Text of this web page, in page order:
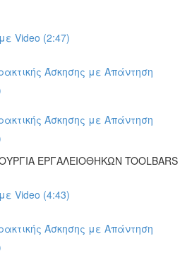
Video (2:47)
Άσκησης με Απάντηση
Άσκησης με Απάντηση
ΕΡΓΑΛΕΙΟΘΗΚΩΝ TOOLBARS
Video (4:43)
Άσκησης με Απάντηση